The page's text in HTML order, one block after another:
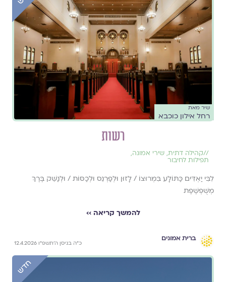
שיר מאת
רחל אילון כוכבא
רשות
//קהילה דתית, שירי אמונה,
תפילות לחיבור
לִבִּי יַאְדִּים כַּתּוֹלָע בִּמְרוּצוֹ / לָזוּן וּלְפַרְנֵס וּלְכַסּוֹת / וּלְנַשֵּׁק בֶּרֶךְ
מְשֻׁפְשֶׁפֶת
להמשך קריאה ››
ברית אמונים
כ״ה בניסן ה׳תשפ״ו 12.4.2026